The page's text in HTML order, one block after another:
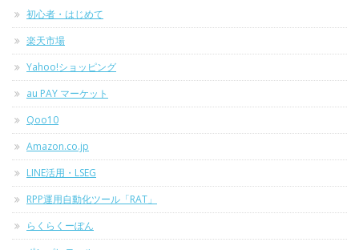
初心者・はじめて
楽天市場
Yahoo!ショッピング
au PAY マーケット
Qoo10
Amazon.co.jp
LINE活用・LSEG
RPP運用自動化ツール「RAT」
らくらくーぽん